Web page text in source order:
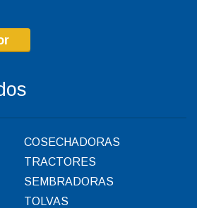
COSECHADORAS
TRACTORES
SEMBRADORAS
TOLVAS